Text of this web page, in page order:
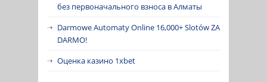
без первоначального взноса в Алматы
Darmowe Automaty Online 16,000+ Slotów ZA
DARMO!
Оценка казино 1xbet